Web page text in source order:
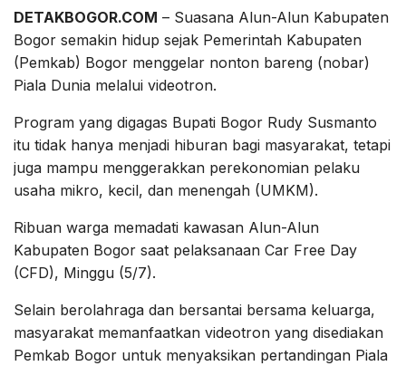
DETAKBOGOR.COM – Suasana Alun-Alun Kabupaten
Bogor semakin hidup sejak Pemerintah Kabupaten
(Pemkab) Bogor menggelar nonton bareng (nobar)
Piala Dunia melalui videotron.
Program yang digagas Bupati Bogor Rudy Susmanto
itu tidak hanya menjadi hiburan bagi masyarakat, tetapi
juga mampu menggerakkan perekonomian pelaku
usaha mikro, kecil, dan menengah (UMKM).
Ribuan warga memadati kawasan Alun-Alun
Kabupaten Bogor saat pelaksanaan Car Free Day
(CFD), Minggu (5/7).
Selain berolahraga dan bersantai bersama keluarga,
masyarakat memanfaatkan videotron yang disediakan
Pemkab Bogor untuk menyaksikan pertandingan Piala